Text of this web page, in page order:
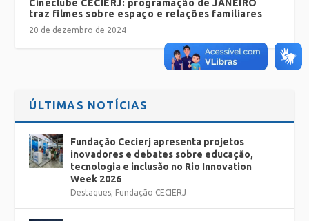
Cineclube CECIERJ: programação de JANEIRO
traz filmes sobre espaço e relações familiares
20 de dezembro de 2024
ÚLTIMAS NOTÍCIAS
Fundação Cecierj apresenta projetos
inovadores e debates sobre educação,
tecnologia e inclusão no Rio Innovation
Week 2026
Destaques, Fundação CECIERJ